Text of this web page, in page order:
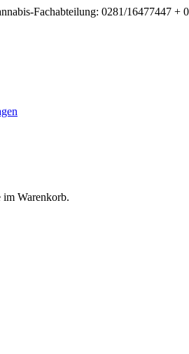
0281/16477447
im Warenkorb.